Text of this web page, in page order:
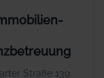
Straße 139
UND